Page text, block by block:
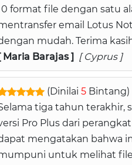
format file dengan satu
email Lotus
mudah. ​​Terima
Maria Barajas ]
[ Cyprus ]
(Dinilai 5 Bintang)
tiga tahun terakhir,
Pro Plus dari
mengatakan bahwa
untuk melihat file